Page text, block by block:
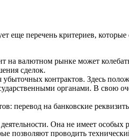
перечень критериев, которые
на валютном рынке может
сделок.
убыточных контрактов. Здесь
органами. В свою
перевод на банковские
Она не имеет особых
позволяют проводить